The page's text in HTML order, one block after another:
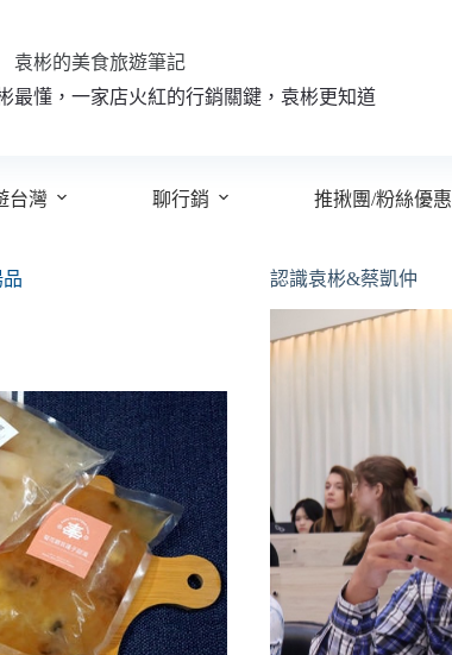
袁彬的美食旅遊筆記
最懂，一家店火紅的行銷關鍵，袁彬更知道
台灣 聊行銷 推揪團/粉絲優惠
認識袁彬&蔡凱仲